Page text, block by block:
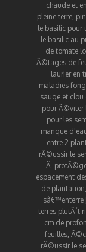
chaude et
pleine terre,
le basilic pour
le basilic au
de tomate
Ã©tages de
laurier en
maladies
sauge et
pour Ã©viter
pour les
manque
entre 2
rÃ©ussir le
Ã
espacement
de
sâ€™enterre
terres plutÃ´t
cm de
feuilles,
rÃ©ussir le